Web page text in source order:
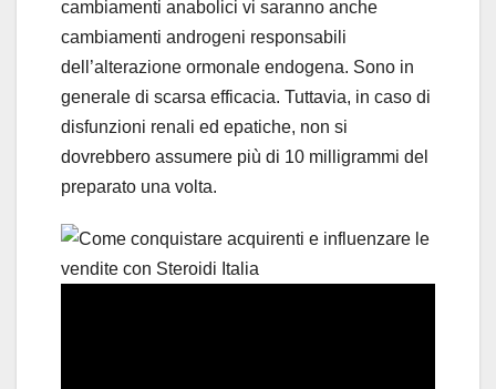
cambiamenti anabolici vi saranno anche
cambiamenti androgeni responsabili
dell’alterazione ormonale endogena. Sono in
generale di scarsa efficacia. Tuttavia, in caso di
disfunzioni renali ed epatiche, non si
dovrebbero assumere più di 10 milligrammi del
preparato una volta.